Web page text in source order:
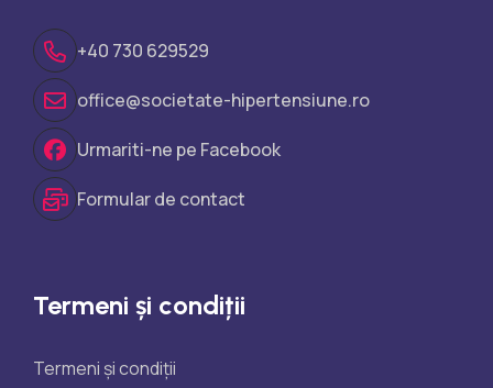
+40 730 629529
office@societate-hipertensiune.ro
Urmariti-ne pe Facebook
Formular de contact
Termeni și condiții
Termeni și condiții